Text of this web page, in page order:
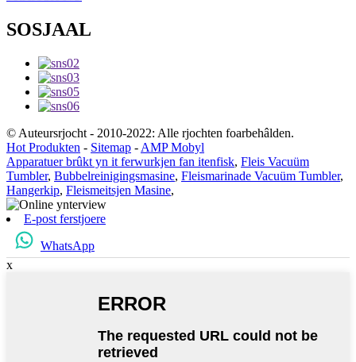
SOSJAAL
© Auteursrjocht - 2010-2022: Alle rjochten foarbehâlden.
Hot Produkten - Sitemap - AMP Mobyl
Apparatuer brûkt yn it ferwurkjen fan itenfisk, Fleis Vacuüm
Tumbler, Bubbelreinigingsmasine, Fleismarinade Vacuüm Tumbler,
Hangerkip, Fleismeitsjen Masine,
E-post ferstjoere
WhatsApp
x